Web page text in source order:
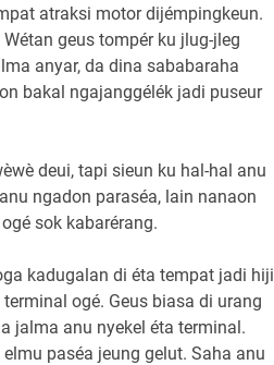
atraksi motor dijémpingkeun.
geus tompér ku jlug-jleg
anyar, da dina sababaraha
bakal ngajanggélék jadi puseur
deui, tapi sieun ku hal-hal anu
ngadon paraséa, lain nanaon
sok kabarérang.
kadugalan di éta tempat jadi hiji
ogé. Geus biasa di urang
jalma anu nyekel éta terminal.
paséa jeung gelut. Saha anu